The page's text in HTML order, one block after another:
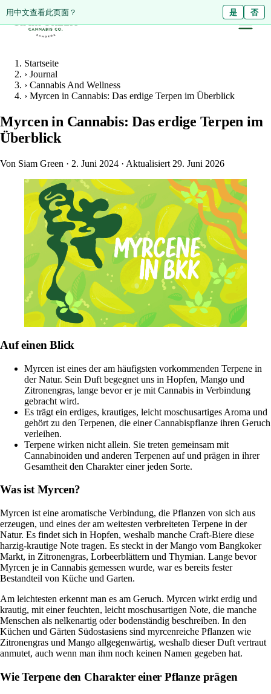
ดูหน้านี้เป็นภาษาไทย? ไม่ใช่
用中文查看此页面？ 是 否
Startseite
› Journal
› Cannabis And Wellness
› Myrcen in Cannabis: Das erdige Terpen im Überblick
Myrcen in Cannabis: Das erdige Terpen im
Überblick
Von Siam Green · 2. Juni 2024 · Aktualisiert 29. Juni 2026
Auf einen Blick
Myrcen ist eines der am häufigsten vorkommenden Terpene in
der Natur. Sein Duft begegnet uns in Hopfen, Mango und
Zitronengras, lange bevor er je mit Cannabis in Verbindung
gebracht wird.
Es trägt ein erdiges, krautiges, leicht moschusartiges Aroma und
gehört zu den Terpenen, die einer Cannabispflanze ihren Geruch
verleihen.
Terpene wirken nicht allein. Sie treten gemeinsam mit
Cannabinoiden und anderen Terpenen auf und prägen in ihrer
Gesamtheit den Charakter einer jeden Sorte.
Was ist Myrcen?
Myrcen ist eine aromatische Verbindung, die Pflanzen von sich aus
erzeugen, und eines der am weitesten verbreiteten Terpene in der
Natur. Es findet sich in Hopfen, weshalb manche Craft-Biere diese
harzig-krautige Note tragen. Es steckt in der Mango vom Bangkoker
Markt, in Zitronengras, Lorbeerblättern und Thymian. Lange bevor
Myrcen je in Cannabis gemessen wurde, war es bereits fester
Bestandteil von Küche und Garten.
Am leichtesten erkennt man es am Geruch. Myrcen wirkt erdig und
krautig, mit einer feuchten, leicht moschusartigen Note, die manche
Menschen als nelkenartig oder bodenständig beschreiben. In den
Küchen und Gärten Südostasiens sind myrcenreiche Pflanzen wie
Zitronengras und Mango allgegenwärtig, weshalb dieser Duft vertraut
anmutet, auch wenn man ihm noch keinen Namen gegeben hat.
Wie Terpene den Charakter einer Pflanze prägen